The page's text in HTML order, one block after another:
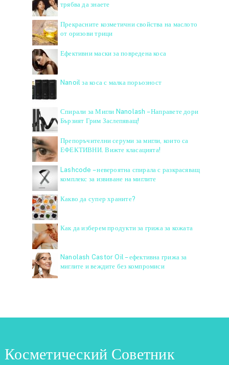
трябва да знаете
Прекрасните козметични свойства на маслото
от оризови трици
Ефективни маски за повредена коса
Nanoil за коса с малка порьозност
Спирали за Мигли Nanolash – Направете дори
Бързият Грим Заслепяващ!
Препоръчителни серуми за мигли, които са
ЕФЕКТИВНИ. Вижте класацията!
Lashcode – невероятна спирала с разкрасяващ
комплекс за извиване на миглите
Какво да супер храните?
Как да изберем продукти за грижа за кожата
Nanolash Castor Oil – ефективна грижа за
миглите и веждите без компромиси
Косметический Советник